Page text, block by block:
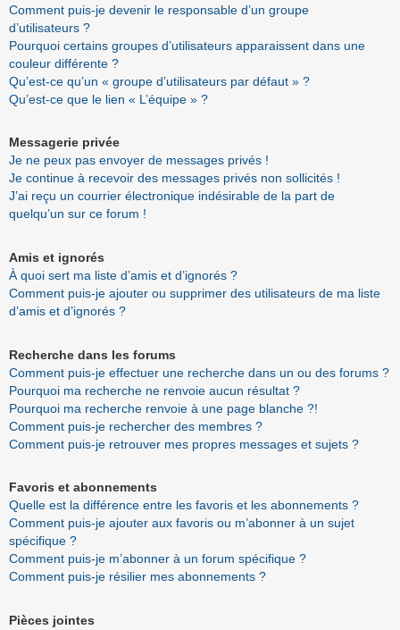
Comment puis-je devenir le responsable d’un groupe
d’utilisateurs ?
Pourquoi certains groupes d’utilisateurs apparaissent dans une
couleur différente ?
Qu’est-ce qu’un « groupe d’utilisateurs par défaut » ?
Qu’est-ce que le lien « L’équipe » ?
Messagerie privée
Je ne peux pas envoyer de messages privés !
Je continue à recevoir des messages privés non sollicités !
J’ai reçu un courrier électronique indésirable de la part de
quelqu’un sur ce forum !
Amis et ignorés
À quoi sert ma liste d’amis et d’ignorés ?
Comment puis-je ajouter ou supprimer des utilisateurs de ma liste
d’amis et d’ignorés ?
Recherche dans les forums
Comment puis-je effectuer une recherche dans un ou des forums ?
Pourquoi ma recherche ne renvoie aucun résultat ?
Pourquoi ma recherche renvoie à une page blanche ?!
Comment puis-je rechercher des membres ?
Comment puis-je retrouver mes propres messages et sujets ?
Favoris et abonnements
Quelle est la différence entre les favoris et les abonnements ?
Comment puis-je ajouter aux favoris ou m’abonner à un sujet
spécifique ?
Comment puis-je m’abonner à un forum spécifique ?
Comment puis-je résilier mes abonnements ?
Pièces jointes